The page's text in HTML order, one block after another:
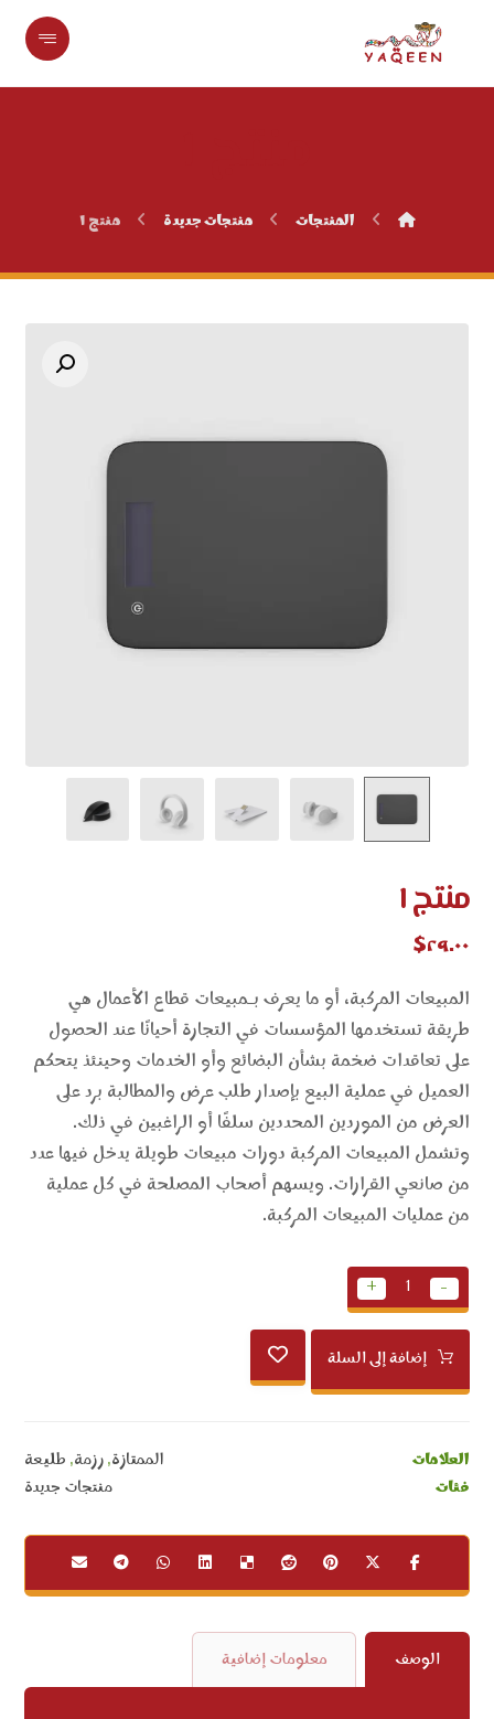
المنتجات منتجات جديدة منتج ١
منتج ١
$٢٩.٠٠
المبيعات المركبة، أو ما يعرف بـمبيعات قطاع الأعمال هي
طريقة تستخدمها المؤسسات في التجارة أحيانًا عند الحصول
على تعاقدات ضخمة بشأن البضائع وأو الخدمات وحينئذ يتحكم
العميل في عملية البيع بإصدار طلب عرض والمطالبة برد على
العرض من الموردين المحددين سلفًا أو الراغبين في ذلك.
وتشمل المبيعات المركبة دورات مبيعات طويلة يدخل فيها عدد
من صانعي القرارات. ويسهم أصحاب المصلحة في كل عملية
من عمليات المبيعات المركبة.
-
+
إضافة إلى السلة
العلامات الممتازة,رزمة, طليعة
فئات
منتجات جديدة
الوصف معلومات إضافية